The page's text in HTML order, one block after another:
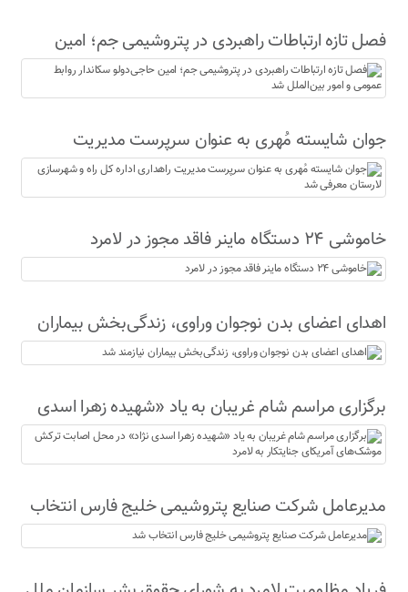
فصل تازه ارتباطات راهبردی در پتروشیمی جم؛ امین
حاجی‌دولو سکاندار روابط عمومی و امور بین‌الملل شد
جوان شایسته مُهری به عنوان سرپرست مدیریت
راهداری اداره کل راه و شهرسازی لارستان معرفی شد
خاموشی ۲۴ دستگاه ماینر فاقد مجوز در لامرد
اهدای اعضای بدن نوجوان وراوی، زندگی‌بخش بیماران
نیازمند شد
برگزاری مراسم شام غریبان به یاد «شهیده زهرا اسدی
نژاد» در محل اصابت ترکش موشک‌های آمریکای
جنایتکار به لامرد
مدیرعامل شرکت صنایع پتروشیمی خلیج فارس انتخاب
شد